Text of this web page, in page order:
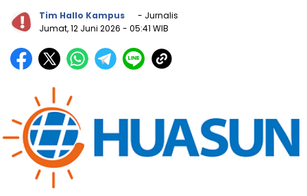
Tim Hallo Kampus
- Jurnalis
Jumat, 12 Juni 2026 - 05:41 WIB